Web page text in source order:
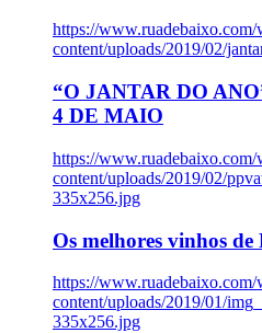
https://www.ruadebaixo.com/
content/uploads/2019/02/
“O JANTAR DO
4 DE MAIO
https://www.ruadebaixo.com/
content/uploads/2019/02/
335x256.jpg
Os melhores vinhos
https://www.ruadebaixo.com/
content/uploads/2019/01/
335x256.jpg